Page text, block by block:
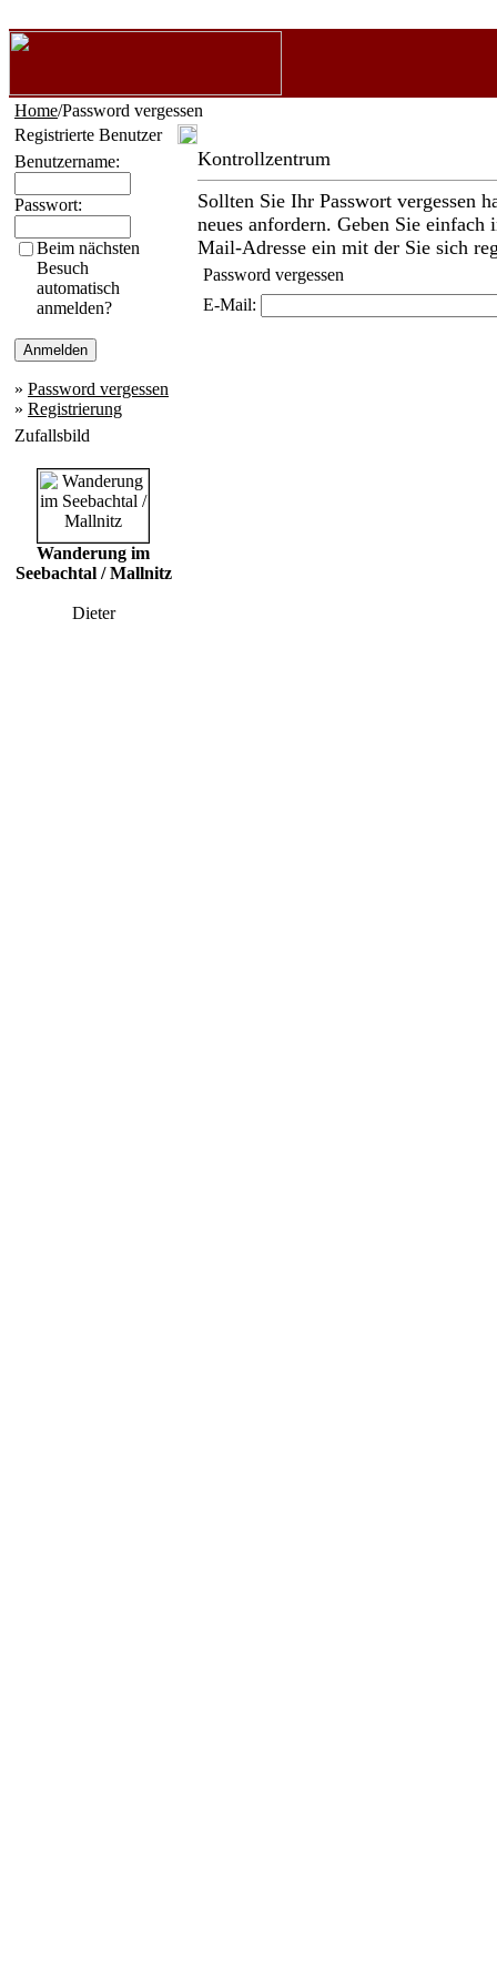
Home/Password vergessen
Registrierte Benutzer
Benutzername:
Passwort:
Beim nächsten
Besuch
automatisch
anmelden?
» Password vergessen
» Registrierung
Zufallsbild
Wanderung im
Seebachtal / Mallnitz
Dieter
Kontrollzentrum
Sollten Sie Ihr Passwort vergessen
neues anfordern. Geben Sie
Mail-Adresse ein mit der Sie sich
Password vergessen
E-Mail: